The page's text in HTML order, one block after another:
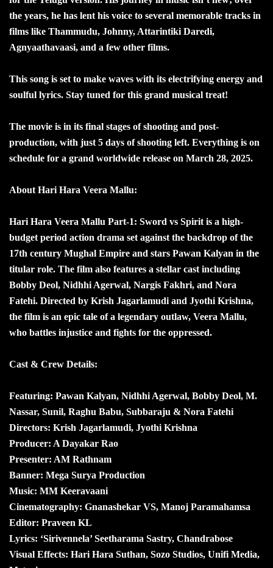
the years, he has lent his voice to several memorable tracks in
films like Thammudu, Johnny, Attarintiki Daredi,
Agnyaathavaasi, and a few other films.
This song is set to make waves with its electrifying energy and
soulful lyrics. Stay tuned for this grand musical treat!
The movie is in its final stages of shooting and post-
production, with just 5 days of shooting left. Everything is on
schedule for a grand worldwide release on March 28, 2025.
About Hari Hara Veera Mallu:
Hari Hara Veera Mallu Part-1: Sword vs Spirit is a high-
budget period action drama set against the backdrop of the
17th century Mughal Empire and stars Pawan Kalyan in the
titular role. The film also features a stellar cast including
Bobby Deol, Nidhhi Agerwal, Nargis Fakhri, and Nora
Fatehi. Directed by Krish Jagarlamudi and Jyothi Krishna,
the film is an epic tale of a legendary outlaw, Veera Mallu,
who battles injustice and fights for the oppressed.
Cast & Crew Details:
Featuring: Pawan Kalyan, Nidhhi Agerwal, Bobby Deol, M.
Nassar, Sunil, Raghu Babu, Subbaraju & Nora Fatehi
Directors: Krish Jagarlamudi, Jyothi Krishna
Producer: A Dayakar Rao
Presenter: AM Rathnam
Banner: Mega Surya Production
Music: MM Keeravaani
Cinematography: Gnanashekar VS, Manoj Paramahamsa
Editor: Praveen KL
Lyrics: ‘Sirivennela’ Seetharama Sastry, Chandrabose
Visual Effects: Hari Hara Suthan, Sozo Studios, Unifi Media,